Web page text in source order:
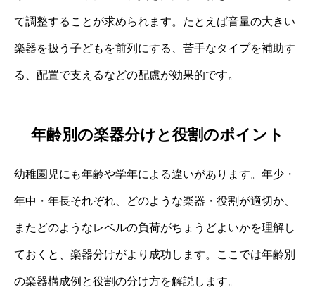
て調整することが求められます。たとえば音量の大きい
楽器を扱う子どもを前列にする、苦手なタイプを補助す
る、配置で支えるなどの配慮が効果的です。
年齢別の楽器分けと役割のポイント
幼稚園児にも年齢や学年による違いがあります。年少・
年中・年長それぞれ、どのような楽器・役割が適切か、
またどのようなレベルの負荷がちょうどよいかを理解し
ておくと、楽器分けがより成功します。ここでは年齢別
の楽器構成例と役割の分け方を解説します。